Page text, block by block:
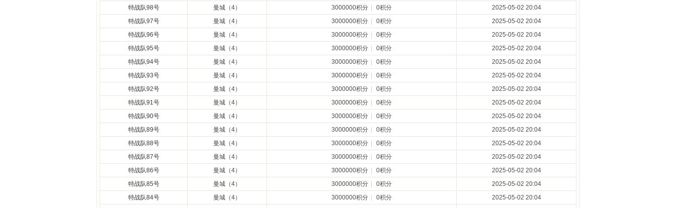
特战队98号
曼城（4） 3000000积分 0积分
2025-05-02 20:04
特战队97号
曼城（4） 3000000积分 0积分
2025-05-02 20:04
特战队96号
曼城（4） 3000000积分 0积分
2025-05-02 20:04
特战队95号
曼城（4） 3000000积分 0积分
2025-05-02 20:04
特战队94号
曼城（4） 3000000积分 0积分
2025-05-02 20:04
特战队93号
曼城（4） 3000000积分 0积分
2025-05-02 20:04
特战队92号
曼城（4） 3000000积分 0积分
2025-05-02 20:04
特战队91号
曼城（4） 3000000积分 0积分
2025-05-02 20:04
特战队90号
曼城（4） 3000000积分 0积分
2025-05-02 20:04
特战队89号
曼城（4） 3000000积分 0积分
2025-05-02 20:04
特战队88号
曼城（4） 3000000积分 0积分
2025-05-02 20:04
特战队87号
曼城（4） 3000000积分 0积分
2025-05-02 20:04
特战队86号
曼城（4） 3000000积分 0积分
2025-05-02 20:04
特战队85号
曼城（4） 3000000积分 0积分
2025-05-02 20:04
特战队84号
曼城（4） 3000000积分 0积分
2025-05-02 20:04